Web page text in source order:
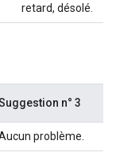
retard, désolé.
n° 3
problème.